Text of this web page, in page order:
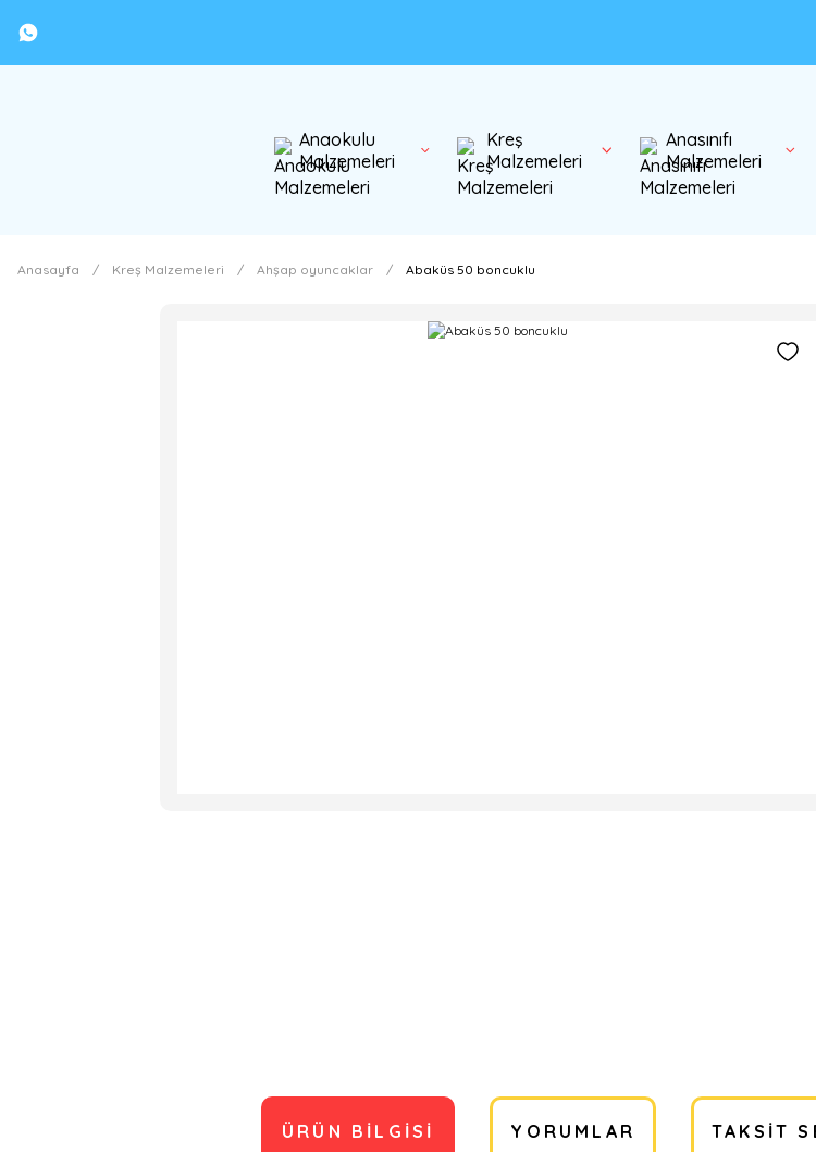
Anaokulu
Malzemeleri
Kreş
Malzemeleri
Anasınıfı
Malzemeleri
Anasayfa Kreş Malzemeleri Ahşap oyuncaklar Abaküs 50 boncuklu
ÜRÜN BILGISI YORUMLAR TAKSIT